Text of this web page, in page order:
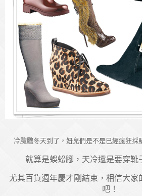
冷颼颼冬天到了，妞兒們是不是已經瘋狂採
就算是蜈蚣腳，天冷還是要穿靴
尤其百貨週年慶才剛結束，相信大家
吧！